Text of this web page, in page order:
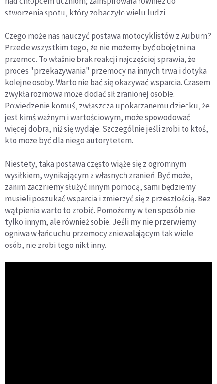
stworzenia spotu, który zobaczyło wielu ludzi.
Czego może nas nauczyć postawa motocyklistów z Auburn?
Przede wszystkim tego, że nie możemy być obojętni na
przemoc. To właśnie brak reakcji najczęściej sprawia, że
proces "przekazywania" przemocy na innych trwa i dotyka
kolejne osoby. Warto nie bać się okazywać wsparcia. Czasem
zwykła rozmowa może dodać sił zranionej osobie.
Powiedzenie komuś, zwłaszcza upokarzanemu dziecku, że
jest kimś ważnym i wartościowym, może spowodować
więcej dobra, niż się wydaje. Szczególnie jeśli zrobi to ktoś,
kto może być dla niego autorytetem.
Niestety, taka postawa często wiąże się z ogromnym
wysiłkiem, wynikającym z własnych zranień. Być może,
zanim zaczniemy służyć innym pomocą, sami będziemy
musieli poszukać wsparcia i zmierzyć się z przeszłością. Bez
wątpienia warto to zrobić. Pomożemy w ten sposób nie
tylko innym, ale również sobie. Jeśli my nie przerwiemy
ogniwa w łańcuchu przemocy zniewalającym tak wiele
osób, nie zrobi tego nikt inny.